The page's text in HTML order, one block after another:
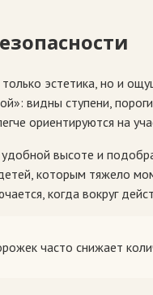
эстетика, но и
видны ступени,
ориентируются на
высоте и
которым тяжело
когда вокруг
часто снижает